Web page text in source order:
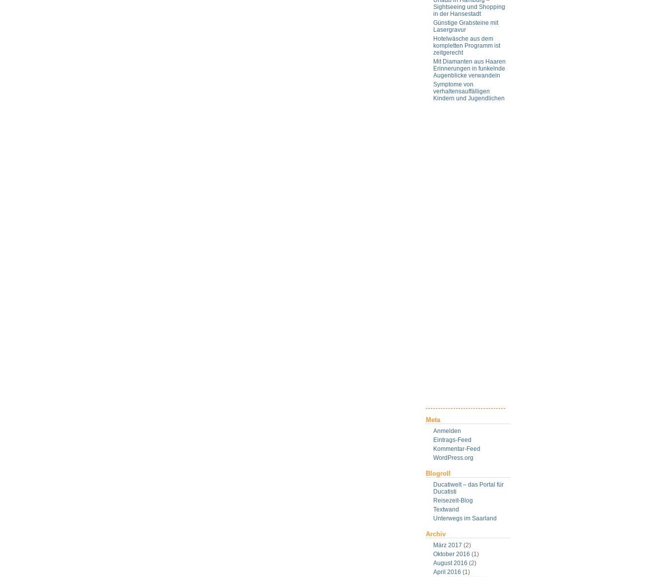
Sightseeing und Shopping
in der Hansestadt
Günstige Grabsteine mit
Lasergravur
Hotelwäsche aus dem
kompletten Programm ist
zeitgerecht
Mit Diamanten aus Haaren
Erinnerungen in funkelnde
Augenblicke verwandeln
Symptome von
verhaltensauffälligen
Kindern und Jugendlichen
Meta
Anmelden
Eintrags-Feed
Kommentar-Feed
WordPress.org
Blogroll
Ducatiwelt – das Portal für
Ducatisti
Reisezeit-Blog
Textwand
Unterwegs im Saarland
Archiv
März 2017 (2)
Oktober 2016 (1)
August 2016 (2)
April 2016 (1)